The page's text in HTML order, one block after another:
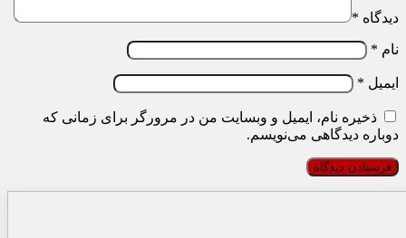
دیدگاه *
نام *
ایمیل *
ذخیره نام، ایمیل و وبسایت من در مرورگر برای زمانی که
دوباره دیدگاهی می‌نویسم.